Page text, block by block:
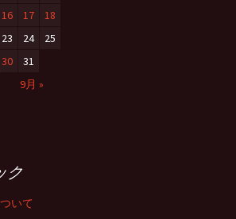
16 17
18
23 24
25
30
31
9月 »
ク
いて